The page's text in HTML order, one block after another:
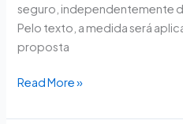
seguro, independentemente
Pelo texto, a medida será
proposta
Read More »